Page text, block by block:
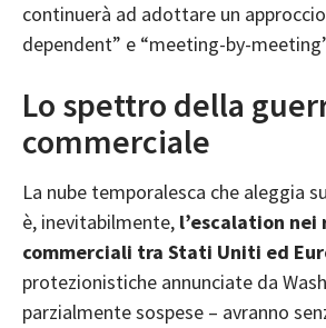
continuerà ad adottare un
dependent” e “meeting-by-
Lo spettro della
commerciale
La nube temporalesca che aleggia
è, inevitabilmente, l’escalation nei
commerciali tra Stati Uniti ed
protezionistiche annunciate da
parzialmente sospese – avranno